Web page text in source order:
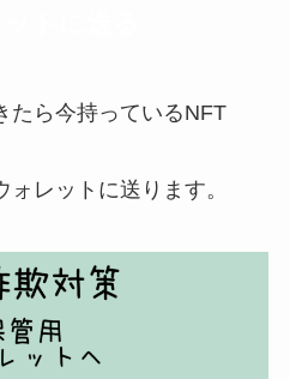
たら今持っているNFT
レットに送ります。